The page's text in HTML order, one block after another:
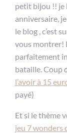
petit bijou !! je
anniversaire,
le blog , c’est
vous montrer!
parfaitement
bataille. Coup
l’avoir à 15
payé)
Et si le thème
jeu 7 wonders